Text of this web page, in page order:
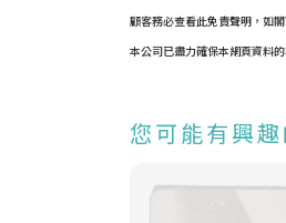
顧客務必查看此免責聲明，如
本公司已盡力確保本網頁資料
您可能有興